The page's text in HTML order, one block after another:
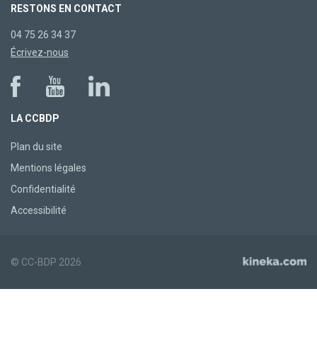
RESTONS EN CONTACT
04 75 26 34 37
Écrivez-nous
LA CCBDP
Plan du site
Mentions légales
Confidentialité
Accessibilité
© CC-BDP 2026